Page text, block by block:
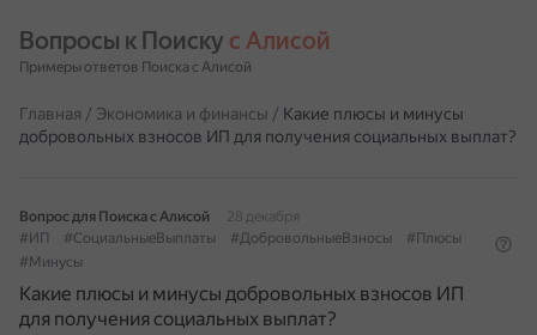
Вопросы к Поиску с Алисой
Примеры ответов Поиска с Алисой
Главная / Экономика и финансы / Какие плюсы и минусы
добровольных взносов ИП для получения социальных выплат?
Вопрос для Поиска с Алисой
28 декабря
#ИП
#СоциальныеВыплаты #ДобровольныеВзносы
#Плюсы
#Минусы
Какие плюсы и минусы добровольных взносов ИП
для получения социальных выплат?